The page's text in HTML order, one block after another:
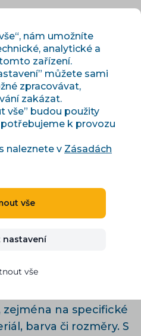
nábytku a
na specifické
barva či rozměry. S
nám umožníte
analytické a
zařízení.
můžete sami
zpracovávat,
zakázat.
vše” budou použity
k provozu
naleznete v Zásadách
vše
nastavení
vše